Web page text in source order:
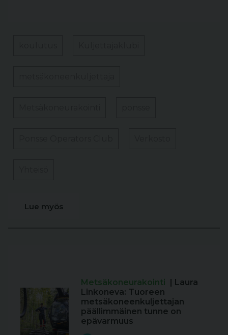
Lue myös
Metsäkoneurakointi | Laura
Linkoneva: Tuoreen
metsäkoneenkuljettajan
päällimmäinen tunne on
epävarmuus